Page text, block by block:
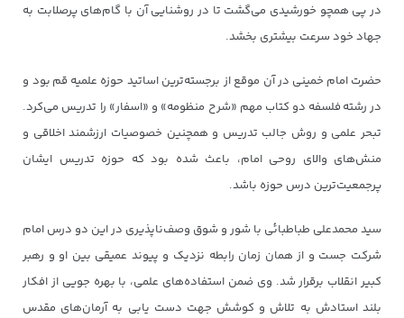
در پی همچو خورشیدی می‌گشت تا در روشنایی آن با گام‌های پرصلابت به
جهاد خود سرعت بیشتری بخشد.
حضرت امام خمینی در آن موقع از برجسته‌ترین اساتید حوزه علمیه قم بود و
در رشته فلسفه دو کتاب مهم «شرح منظومه» و «اسفار» را تدریس می‌کرد.
تبحر علمی و روش جالب تدریس و همچنین خصوصیات ارزشمند اخلاقی و
منش‌های والای روحی امام، باعث شده بود که حوزه تدریس ایشان
پرجمعیت‌ترین درس حوزه باشد.
سید محمدعلی طباطبائی با شور و شوق وصف‌ناپذیری در این دو درس امام
شرکت جست و از همان زمان رابطه نزدیک و پیوند عمیقی بین او و رهبر
کبیر انقلاب برقرار شد. وی ضمن استفاده‌های علمی، با بهره جویی از افکار
بلند استادش به تلاش و کوشش جهت دست یابی به آرمان‌های مقدس